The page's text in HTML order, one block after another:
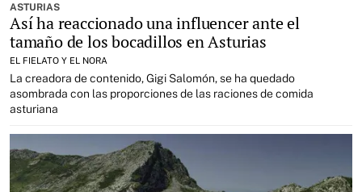
ASTURIAS
Así ha reaccionado una influencer ante el
tamaño de los bocadillos en Asturias
EL FIELATO Y EL NORA
La creadora de contenido, Gigi Salomón, se ha quedado
asombrada con las proporciones de las raciones de comida
asturiana